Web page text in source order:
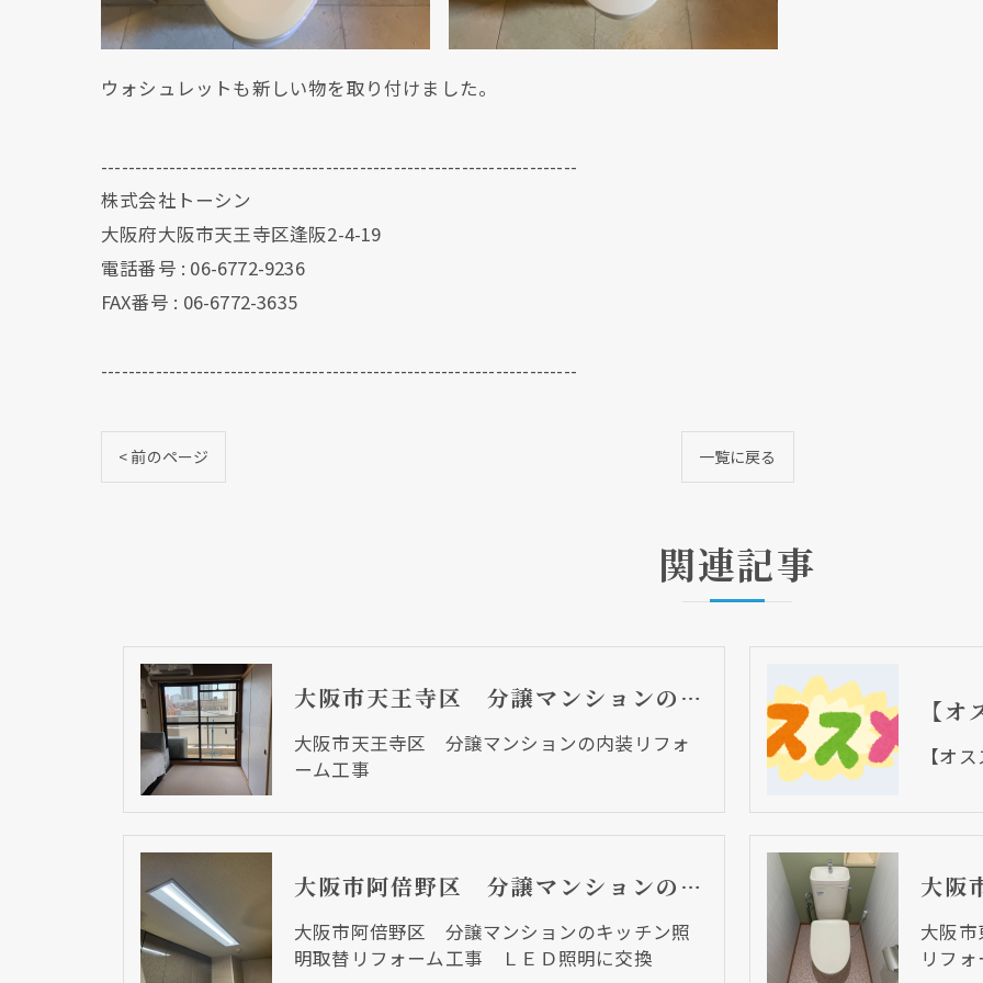
ウォシュレットも新しい物を取り付けました。
----------------------------------------------------------------------
株式会社トーシン
大阪府大阪市天王寺区逢阪2-4-19
電話番号 : 06-6772-9236
FAX番号 : 06-6772-3635
----------------------------------------------------------------------
< 前のページ 一覧に戻る
関連記事
大阪市天王寺区 分譲マンションの内装リフォーム工事
大阪市天王寺区 分譲マンションの内装リフォ
ーム工事
【オ
大阪市阿倍野区 分譲マンションのキッチン照明取替リフォーム工事 ＬＥＤ照明に交換
大阪市阿倍野区 分譲マンションのキッチン照
明取替リフォーム工事 ＬＥＤ照明に交換
大阪
リフ